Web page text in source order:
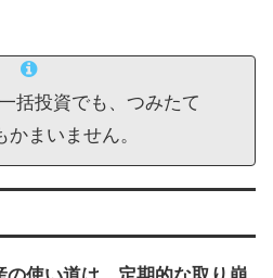
括投資でも、つみたて
まいません。